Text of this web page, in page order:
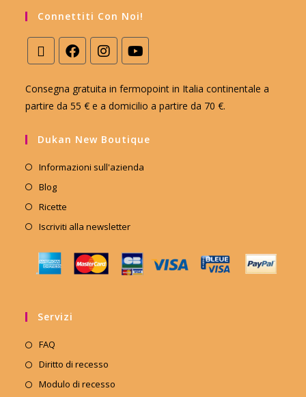
Connettiti Con Noi!
Consegna gratuita in fermopoint in Italia continentale a
partire da 55 € e a domicilio a partire da 70 €.
Dukan New Boutique
Informazioni sull'azienda
Blog
Ricette
Iscriviti alla newsletter
Servizi
FAQ
Diritto di recesso
Modulo di recesso